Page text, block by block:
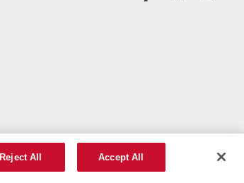
Reject All Accept All